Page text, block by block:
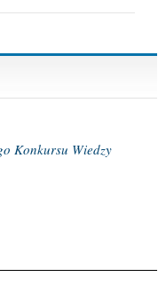
Konkursu Wiedzy